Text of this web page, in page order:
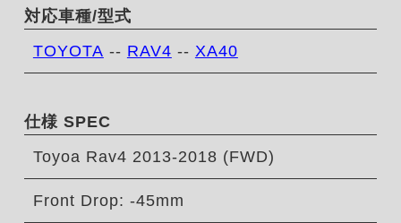
対応車種/型式
TOYOTA -- RAV4 -- XA40
仕様 SPEC
Toyoa Rav4 2013-2018 (FWD)
Front Drop: -45mm